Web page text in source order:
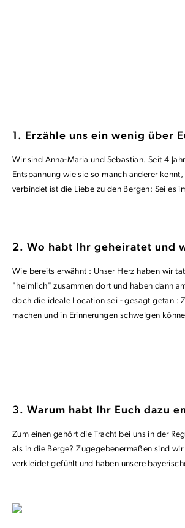
1. Erzähle uns ein wenig über
Wir sind Anna-Maria und Sebastian. Seit 4
Entspannung wie sie so manch anderer
verbindet ist die Liebe zu den Bergen: Sei es
2. Wo habt Ihr geheiratet und
Wie bereits erwähnt : Unser Herz haben wir
"heimlich" zusammen dort und haben dann
doch die ideale Location sei - gesagt getan :
machen und in Erinnerungen schwelgen
3. Warum habt Ihr Euch dazu
Zum einen gehört die Tracht bei uns in der
als in die Berge? Zugegebenermaßen sind
verkleidet gefühlt und haben unsere